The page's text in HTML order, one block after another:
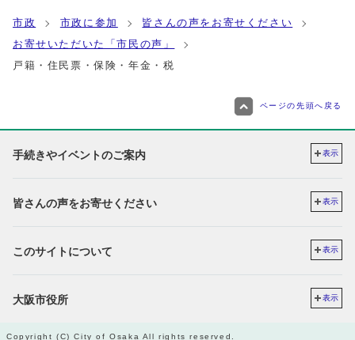
市政 市政に参加
皆さんの声をお寄せください
お寄せいただいた「市民の声」
戸籍・住民票・保険・年金・税
ページの先頭へ戻る
手続きやイベントのご案内 表示
皆さんの声をお寄せください 表示
このサイトについて 表示
大阪市役所 表示
Copyright (C) City of Osaka All rights reserved.